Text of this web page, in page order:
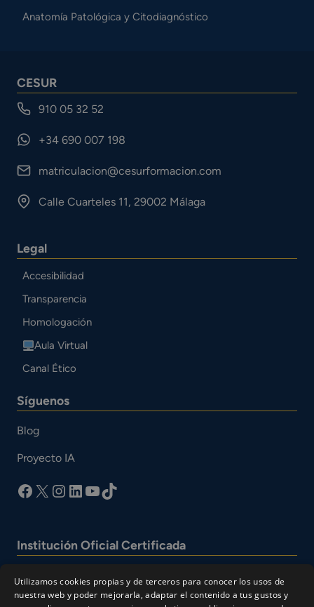
Anatomía Patológica y Citodiagnóstico
CESUR
910 05 32 52
+34 690 007 198
matriculacion@cesurformacion.com
Calle Cuarteles 11, 29002 Málaga
Legal
Accesibilidad
Transparencia
Homologación
Aula Virtual
Canal Ético
Síguenos
Blog
Proyecto IA
facebook
X Instagram
LinkedIn
YouTube
TikTok
Institución Oficial Certificada
Utilizamos cookies propias y de terceros para conocer los usos de
nuestra web y poder mejorarla, adaptar el contenido a tus gustos y